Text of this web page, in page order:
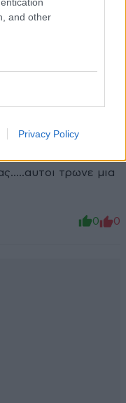
and other
Privacy Policy
σχολιασμού
ΠΡΟΣΘΗΚΗ
τρωνε μια
0 0